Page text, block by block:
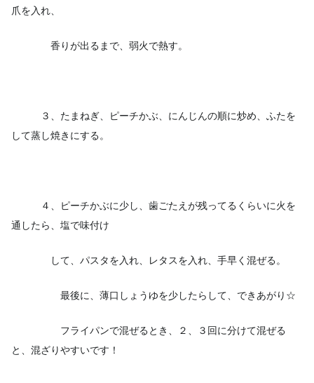
爪を入れ、
香りが出るまで、弱火で熱す。
３、たまねぎ、ピーチかぶ、にんじんの順に炒め、ふたを
して蒸し焼きにする。
４、ピーチかぶに少し、歯ごたえが残ってるくらいに火を
通したら、塩で味付け
して、パスタを入れ、レタスを入れ、手早く混ぜる。
最後に、薄口しょうゆを少したらして、できあがり☆
フライパンで混ぜるとき、２、３回に分けて混ぜる
と、混ざりやすいです！